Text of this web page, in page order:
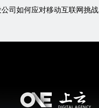
司如何应对移动互联网挑战